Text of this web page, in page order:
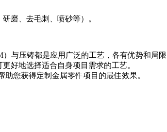
磨、去毛刺、喷砂等）。
与压铸都是应用广泛的工艺，各有优势和局
好地选择适合自身项目需求的工艺。
您获得定制金属零件项目的最佳效果。